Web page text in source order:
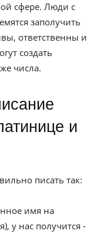
сфере. Люди с
заполучить
ответственны и
создать
числа.
и
писать так:
имя на
у нас получится -